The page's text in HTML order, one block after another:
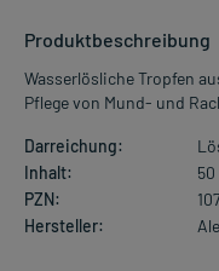
Produktbeschreibung
Wasserlösliche Tropfen
Pflege von Mund- und
Darreichung:
Inhalt:
50
PZN:
Hersteller: